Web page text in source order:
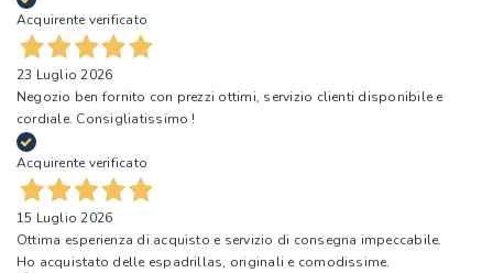
Acquirente verificato
23 Luglio 2026
Negozio ben fornito con prezzi ottimi, servizio clienti disponibile e
cordiale. Consigliatissimo !
Acquirente verificato
15 Luglio 2026
Ottima esperienza di acquisto e servizio di consegna impeccabile.
Ho acquistato delle espadrillas, originali e comodissime.